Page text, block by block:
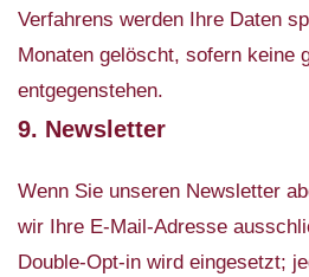
Verfahrens werden Ihre Daten
Monaten gelöscht, sofern keine
entgegenstehen.
9. Newsletter
Wenn Sie unseren Newsletter
wir Ihre E-Mail-Adresse
Double-Opt-in wird eingesetzt;